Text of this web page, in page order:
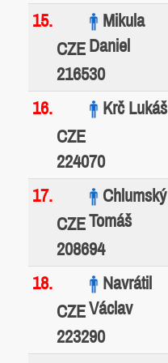
15.
216530
Mikula
Daniel
16.
224070
Krč Lukáš
17.
208694
Chlumský
Tomáš
18.
223290
Navrátil
Václav
19.